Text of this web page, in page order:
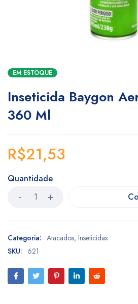
EM ESTOQUE
Inseticida Baygon
360 Ml
R$21,53
Quantidade
Categoria: Atacados, Inseticidas
SKU: 621